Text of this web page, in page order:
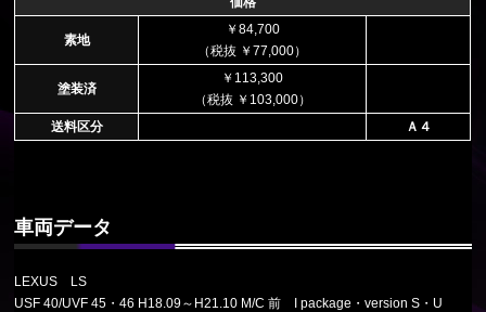
素地
￥84,700
（税抜 ￥77,000）
塗装済
￥113,300
（税抜 ￥103,000）
送料区分
Ａ４
車両データ
LEXUS LS
USF 40/UVF 45・46 H18.09～H21.10 M/C 前 I package・version S・U